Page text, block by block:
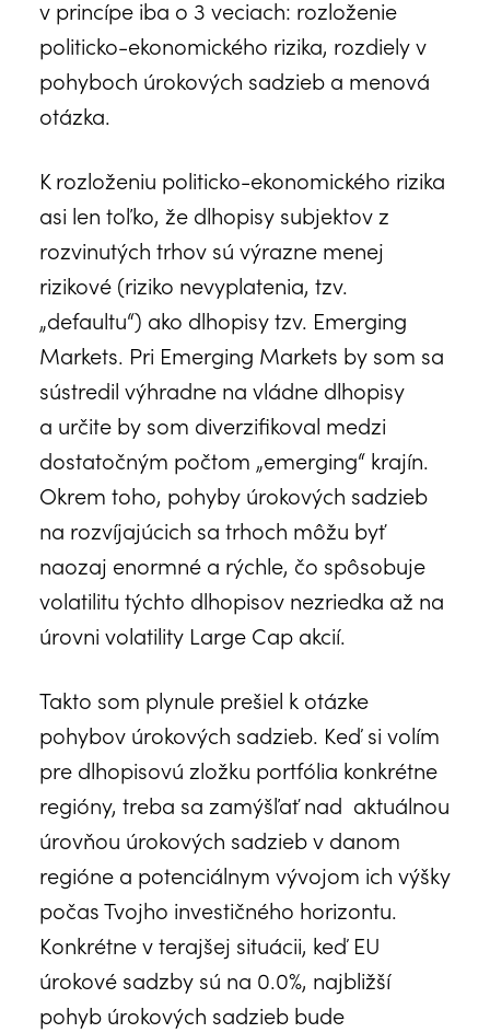
v princípe iba o 3 veciach: rozloženie
politicko-ekonomického rizika, rozdiely v
pohyboch úrokových sadzieb a menová
otázka.
K rozloženiu politicko-ekonomického rizika
asi len toľko, že dlhopisy subjektov z
rozvinutých trhov sú výrazne menej
rizikové (riziko nevyplatenia, tzv.
„defaultu“) ako dlhopisy tzv. Emerging
Markets. Pri Emerging Markets by som sa
sústredil výhradne na vládne dlhopisy
a určite by som diverzifikoval medzi
dostatočným počtom „emerging“ krajín.
Okrem toho, pohyby úrokových sadzieb
na rozvíjajúcich sa trhoch môžu byť
naozaj enormné a rýchle, čo spôsobuje
volatilitu týchto dlhopisov nezriedka až na
úrovni volatility Large Cap akcií.
Takto som plynule prešiel k otázke
pohybov úrokových sadzieb. Keď si volím
pre dlhopisovú zložku portfólia konkrétne
regióny, treba sa zamýšľať nad aktuálnou
úrovňou úrokových sadzieb v danom
regióne a potenciálnym vývojom ich výšky
počas Tvojho investičného horizontu.
Konkrétne v terajšej situácii, keď EU
úrokové sadzby sú na 0.0%, najbližší
pohyb úrokových sadzieb bude